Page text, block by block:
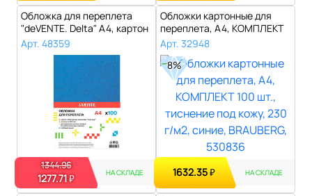
Обложка для переплета
"deVENTE. Delta" A4, картон
с тис..
Арт. 48359
1344.96
1277.71₽
НА СКЛАДЕ
Обложки картонные для
переплета, А4, КОМПЛЕКТ
100 шт., ..
Арт. 32948
8%
1632.35₽ НА СКЛАДЕ